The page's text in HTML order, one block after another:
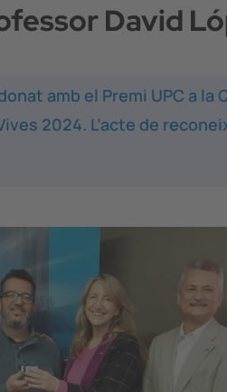
David
amb el Premi UPC a la
2024. L’acte de